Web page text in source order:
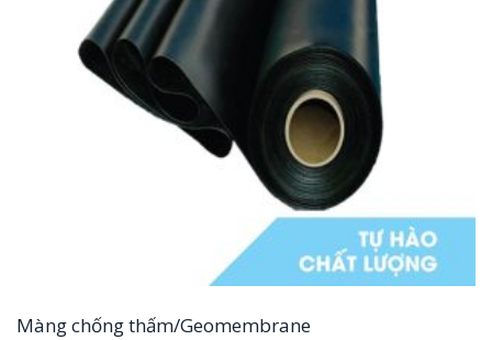
Màng chống thấm/Geomembrane